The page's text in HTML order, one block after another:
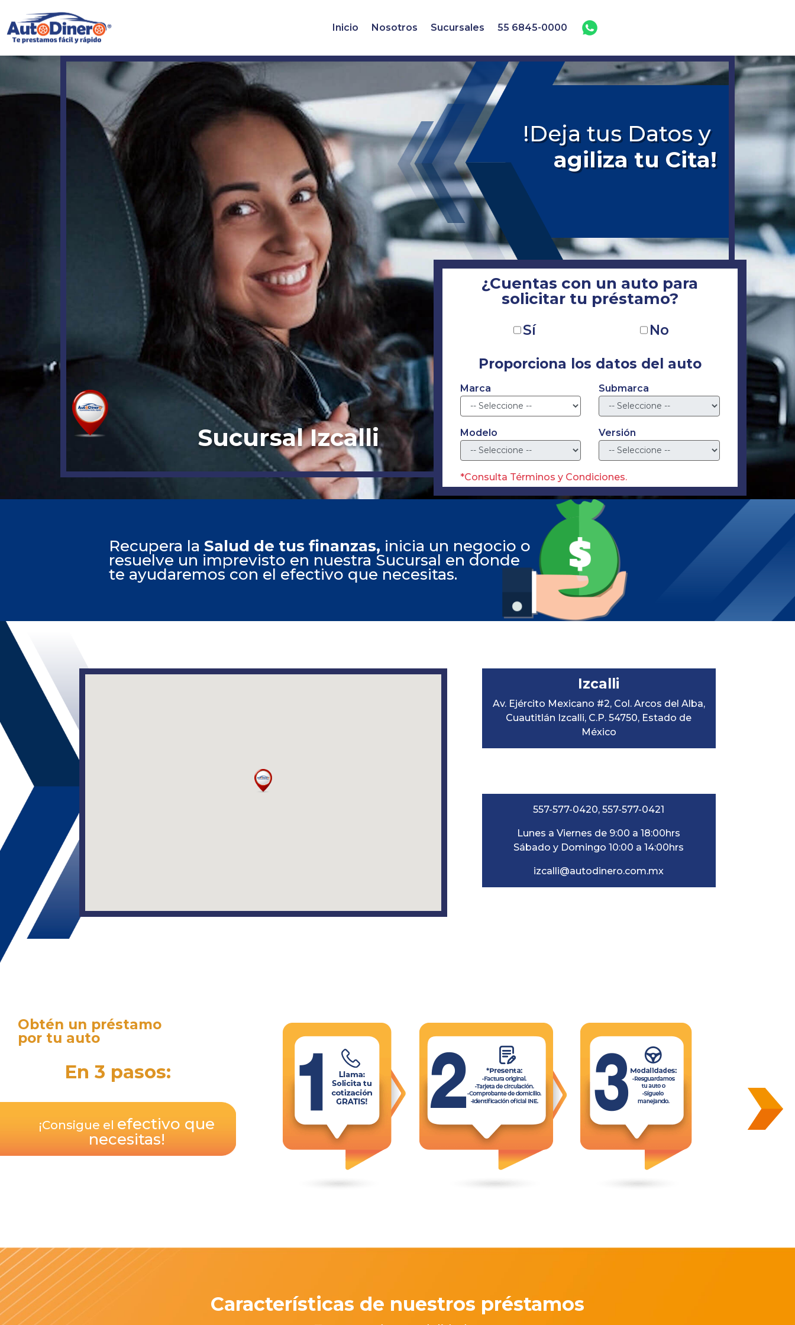
Inicio Nosotros Sucursales 55 6845-0000
Sucursal Izcalli
!Deja tus Datos y
agiliza tu Cita!
¿Cuentas con un auto para
solicitar tu préstamo?
Sí No
Proporciona los datos del auto
Marca Submarca
Modelo Versión
*Consulta Términos y Condiciones.
Recupera laSalud de tus finanzas, inicia un negocio o
resuelve un imprevisto en nuestra Sucursal en donde
te ayudaremos con el efectivo que necesitas.
Izcalli
Av. Ejército Mexicano #2, Col. Arcos del Alba,
Cuautitlán Izcalli, C.P.54750, Estado de
México
557-577-0420,557-577-0421
Lunes a Viernes de 9:00 a 18:00hrs
Sábado y Domingo 10:00 a 14:00hrs
izcalli@autodinero.com.mx
Obtén un préstamo
por tu auto
En 3 pasos:
¡Consigue el efectivo que
necesitas!
Características de nuestros préstamos